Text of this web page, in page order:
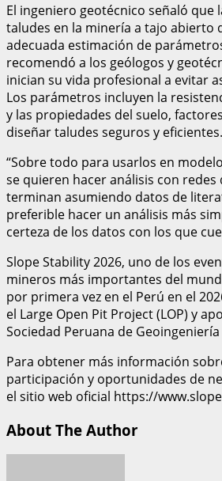
El ingeniero geotécnico señaló que
taludes en la minería a tajo abierto
adecuada estimación de
recomendó a los geólogos y
inician su vida profesional a evitar
Los parámetros incluyen la
y las propiedades del suelo,
diseñar taludes seguros y eficientes.
“Sobre todo para usarlos en
se quieren hacer análisis con redes
terminan asumiendo datos de
preferible hacer un análisis más
certeza de los datos con los que
Slope Stability 2026, uno de los
mineros más importantes del
por primera vez en el Perú en el
el Large Open Pit Project (LOP) y
Sociedad Peruana de Geoingeniería
Para obtener más información
participación y oportunidades de
el sitio web oficial https://
About The Author